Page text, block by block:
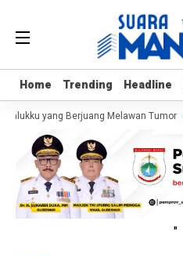
Home Trending Headline
Home Trending Headline
yang Berjuang Melawan Tumor
"